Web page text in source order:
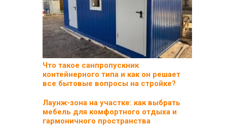
Что такое санпропускник
контейнерного типа и как он решает
все бытовые вопросы на стройке?
Лаунж-зона на участке: как выбрать
мебель для комфортного отдыха и
гармоничного пространства